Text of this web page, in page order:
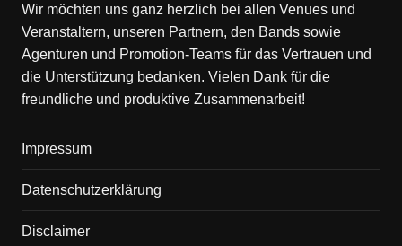
Wir möchten uns ganz herzlich bei allen Venues und
Veranstaltern, unseren Partnern, den Bands sowie
Agenturen und Promotion-Teams für das Vertrauen und
die Unterstützung bedanken. Vielen Dank für die
freundliche und produktive Zusammenarbeit!
Impressum
Datenschutzerklärung
Disclaimer